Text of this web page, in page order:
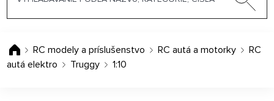
RC modely a príslušenstvo RC autá a motorky
RC
autá elektro
Truggy 1:10